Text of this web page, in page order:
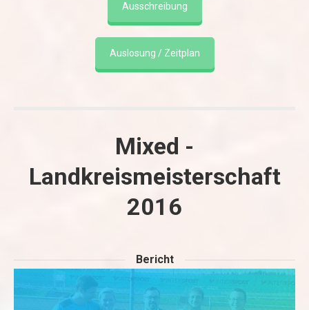
Ausschreibung
Auslosung / Zeitplan
Mixed -
Landkreismeisterschaft
2016
Bericht